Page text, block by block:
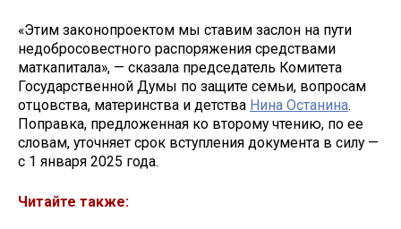
«Этим законопроектом мы ставим заслон на пути
недобросовестного распоряжения средствами
маткапитала», — сказала председатель Комитета
Государственной Думы по защите семьи, вопросам
отцовства, материнства и детства Нина Останина.
Поправка, предложенная ко второму чтению, по ее
словам, уточняет срок вступления документа в силу —
с 1 января 2025 года.
Читайте также: